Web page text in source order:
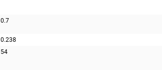
0.7
0.238
54